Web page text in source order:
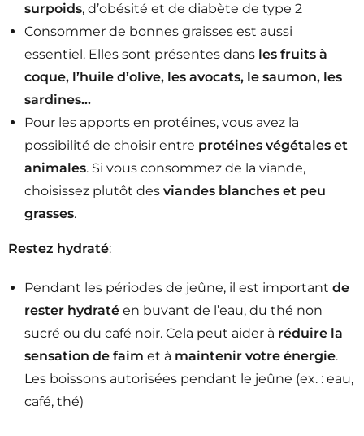
surpoids, d’obésité et de diabète de type 2
Consommer de bonnes graisses est aussi
essentiel. Elles sont présentes dans les fruits à
coque, l’huile d’olive, les avocats, le saumon, les
sardines…
Pour les apports en protéines, vous avez la
possibilité de choisir entre protéines végétales et
animales. Si vous consommez de la viande,
choisissez plutôt des viandes blanches et peu
grasses.
Restez hydraté:
Pendant les périodes de jeûne, il est important de
rester hydraté en buvant de l’eau, du thé non
sucré ou du café noir. Cela peut aider à réduire la
sensation de faim et à maintenir votre énergie.
Les boissons autorisées pendant le jeûne (ex. : eau,
café, thé)